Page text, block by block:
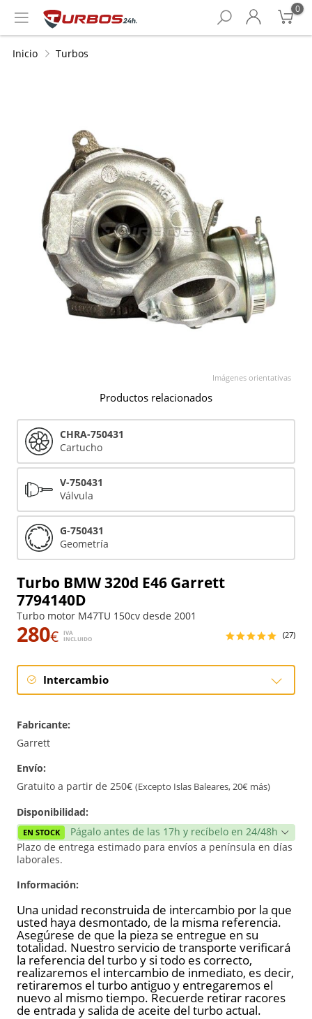
0
Inicio Turbos
Turbo BMW 320d E46 Garrett
7794140D
Turbo motor M47TU 150cv desde 2001
280€
IVA
INCLUIDO
(27)
Intercambio
Reconstrucción
Reforzado
Fabricante:
Garrett
Envío:
Gratuito a partir de 250€ (Excepto Islas Baleares, 20€ más)
Disponibilidad:
EN STOCK
Págalo antes de las 17h y recíbelo en 24/48h
Plazo de entrega estimado para envíos a península en días
laborales.
Información:
Una unidad reconstruida de intercambio por la que
usted haya desmontado, de la misma referencia.
Asegúrese de que la pieza se entregue en su
totalidad. Nuestro servicio de transporte verificará
la referencia del turbo y si todo es correcto,
realizaremos el intercambio de inmediato, es decir,
retiraremos el turbo antiguo y entregaremos el
nuevo al mismo tiempo. Recuerde retirar racores
de entrada y salida de aceite del turbo actual.
Imágenes orientativas
Productos relacionados
CHRA-750431
Cartucho
V-750431
Válvula
G-750431
Geometría